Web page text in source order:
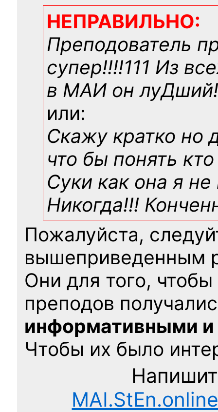
НЕПРАВИЛЬНО:
Преподователь
супер!!!!111 Из
в МАИ он
или:
Скажу кратко но
что бы понять
Суки как она я не
Никогда!!!
Пожалуйста,
вышеприведенным
Они для того,
преподов
информативными
Чтобы их было